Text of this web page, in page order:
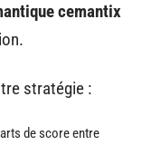
cemantix
stratégie :
de score entre